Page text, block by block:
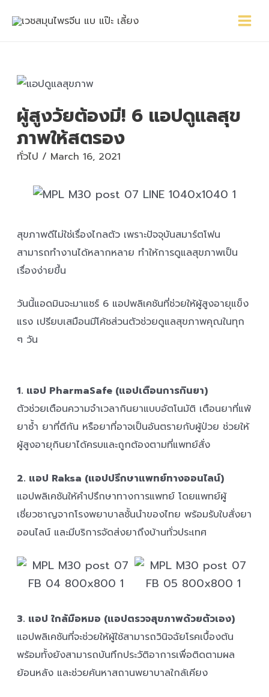
Menu
ผู้สูงวัยต้องมี! 6 แอปดูแลสุข
ภาพให้สตรอง
ทั่วไป / March 16, 2021
สุขภาพดีไม่ใช่เรื่องไกลตัว เพราะปัจจุบันสมาร์ตโฟน
สามารถทำงานได้หลากหลาย ทำให้การดูแลสุขภาพเป็น
เรื่องง่ายขึ้น
วันนี้แอดมินจะมาแชร์ 6 แอปพลิเคชันที่ช่วยให้ผู้สูงอายุแข็ง
แรง เปรียบเสมือนมีโค้ชส่วนตัวช่วยดูแลสุขภาพคุณในทุก
ๆ วัน
1. แอป PharmaSafe (แอปเตือนการกินยา)
ตัวช่วยเตือนความจำเวลากินยาแบบอัตโนมัติ เตือนยาที่แพ้
ยาซ้ำ ยาที่ตีกัน หรือยาที่อาจเป็นอันตรายกับผู้ป่วย ช่วยให้
ผู้สูงอายุกินยาได้ครบและถูกต้องตามที่แพทย์สั่ง
2. แอป Raksa (แอปปรึกษาแพทย์ทางออนไลน์)
แอปพลิเคชันให้คำปรึกษาทางการแพทย์ โดยแพทย์ผู้
เชี่ยวชาญจากโรงพยาบาลชั้นนำของไทย พร้อมรับใบสั่งยา
ออนไลน์ และมีบริการจัดส่งยาถึงบ้านทั่วประเทศ
3. แอป ใกล้มือหมอ (แอปตรวจสุขภาพด้วยตัวเอง)
แอปพลิเคชันที่จะช่วยให้ผู้ใช้สามารถวินิจฉัยโรคเบื้องต้น
พร้อมทั้งยังสามารถบันทึกประวัติอาการเพื่อติดตามผล
ย้อนหลัง และช่วยค้นหาสถานพยาบาลใกล้เคียง
navigation